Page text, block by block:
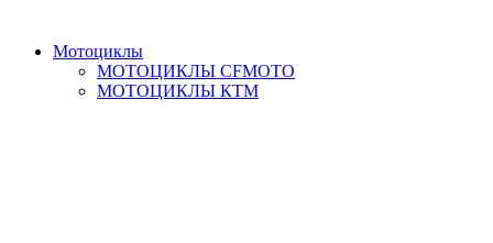
Мотоциклы
МОТОЦИКЛЫ CFMOTO
МОТОЦИКЛЫ КТМ